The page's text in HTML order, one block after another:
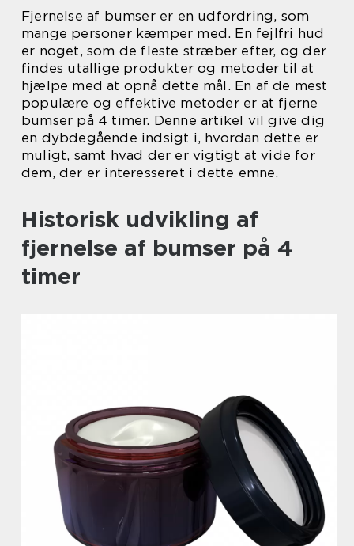
Fjernelse af bumser er en udfordring, som
mange personer kæmper med. En fejlfri hud
er noget, som de fleste stræber efter, og der
findes utallige produkter og metoder til at
hjælpe med at opnå dette mål. En af de mest
populære og effektive metoder er at fjerne
bumser på 4 timer. Denne artikel vil give dig
en dybdegående indsigt i, hvordan dette er
muligt, samt hvad der er vigtigt at vide for
dem, der er interesseret i dette emne.
Historisk udvikling af
fjernelse af bumser på 4
timer